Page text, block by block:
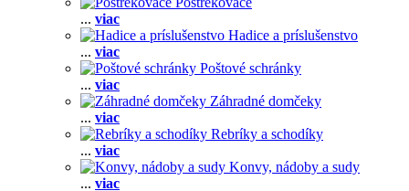
... viac
Hadice a príslušenstvo
... viac
Poštové schránky
... viac
Záhradné domčeky
... viac
Rebríky a schodíky
... viac
Konvy, nádoby a sudy
... viac